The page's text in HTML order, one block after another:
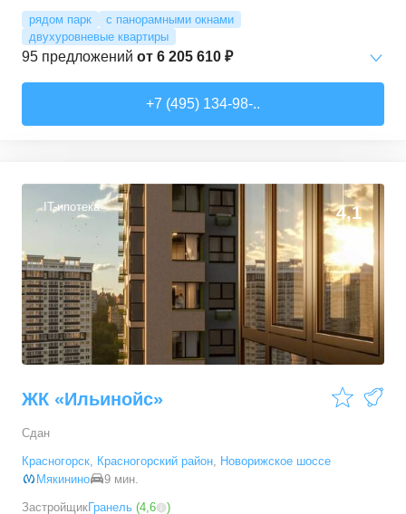
рядом парк
с панорамными окнами
двухуровневые квартиры
95 предложений от 6 205 610 ₽
32,87–45,57м² 38 предложений
2-комн. кв. от 9 840 800 ₽
48,11–68,82 39 предложений
3-комн. кв. от 16 623 150 ₽
67–68,95м² 2 предложения
+7 (495) 134-98-..
IT-ипотека 4,1
ЖК «Ильинойс»
Сдан
Красногорск, Красногорский район, Новорижское шоссе
Мякинино
9 мин.
ЗастройщикГранель (4,6 )